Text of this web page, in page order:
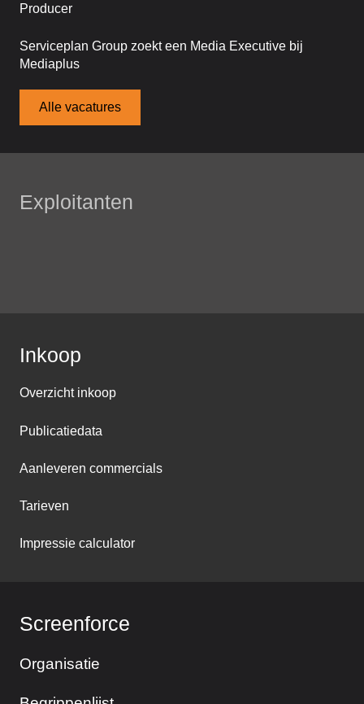
Producer
Serviceplan Group zoekt een Media Executive bij
Mediaplus
Alle vacatures
Exploitanten
Inkoop
Overzicht inkoop
Publicatiedata
Aanleveren commercials
Tarieven
Impressie calculator
Screenforce
Organisatie